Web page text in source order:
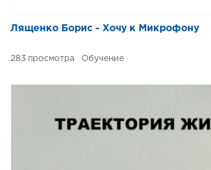
Лященко Борис - Хочу к Микрофону
283 Обучение